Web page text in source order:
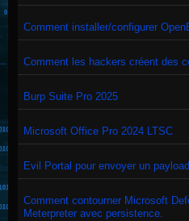
Comment installer/configurer
Comment les hackers créent des
Burp Suite Pro 2025
Microsoft Office Pro 2024 LTSC
Evil Portal pour envoyer un
Comment contourner Microsoft
Meterpreter avec persistence.